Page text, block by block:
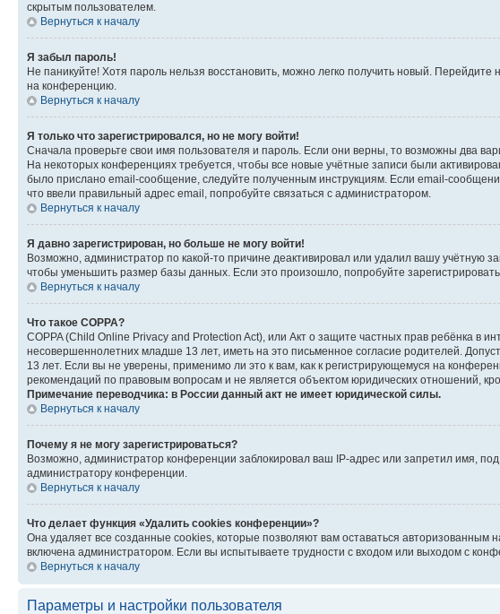
скрытым пользователем.
Вернуться к началу
Я забыл пароль!
Не паникуйте! Хотя пароль нельзя восстановить, можно легко получить новый.
на конференцию.
Вернуться к началу
Я только что зарегистрировался, но не могу войти!
Сначала проверьте свои имя пользователя и пароль. Если они верны, то возможны два
На некоторых конференциях требуется, чтобы все новые учётные записи были
было прислано email-сообщение, следуйте полученным инструкциям. Если email-
что ввели правильный адрес email, попробуйте связаться с администратором.
Вернуться к началу
Я давно зарегистрирован, но больше не могу войти!
Возможно, администратор по какой-то причине деактивировал или удалил вашу
чтобы уменьшить размер базы данных. Если это произошло, попробуйте
Вернуться к началу
Что такое COPPA?
COPPA (Child Online Privacy and Protection Act), или Акт о защите частных прав ребёнка
несовершеннолетних младше 13 лет, иметь на это письменное согласие родителей.
13 лет. Если вы не уверены, применимо ли это к вам, как к регистрирующемуся на
рекомендаций по правовым вопросам и не является объектом юридических отношений,
Примечание переводчика: в России данный акт не имеет юридической силы.
Вернуться к началу
Почему я не могу зарегистрироваться?
Возможно, администратор конференции заблокировал ваш IP-адрес или запретил имя,
администратору конференции.
Вернуться к началу
Что делает функция «Удалить cookies конференции»?
Она удаляет все созданные cookies, которые позволяют вам оставаться
включена администратором. Если вы испытываете трудности с входом или выходом с
Вернуться к началу
Параметры и настройки пользователя